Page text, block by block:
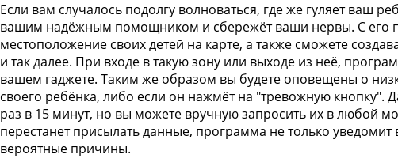
Если вам случалось подолгу волноваться, где же гуляет ваш
вашим надёжным помощником и сбережёт ваши нервы. С его
местоположение своих детей на карте, а также сможете
и так далее. При входе в такую зону или выходе из неё,
вашем гаджете. Таким же образом вы будете оповещены о
своего ребёнка, либо если он нажмёт на "тревожную
раз в 15 минут, но вы можете вручную запросить их в любой
перестанет присылать данные, программа не только
вероятные причины.